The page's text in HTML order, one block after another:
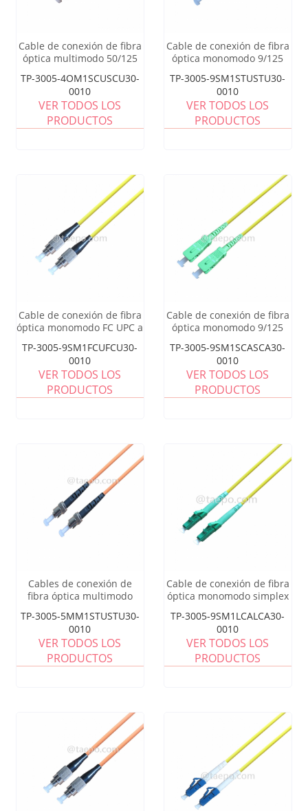
Cable de conexión de fibra
óptica multimodo 50/125
de 3 mm
TP-3005-4OM1SCUSCU30-
0010
VER TODOS LOS
PRODUCTOS
Cable de conexión de fibra
óptica monomodo 9/125
TP-3005-9SM1STUSTU30-
0010
VER TODOS LOS
PRODUCTOS
Cable de conexión de fibra
óptica monomodo FC UPC a
TP-3005-9SM1FCUFCU30-
0010
VER TODOS LOS
PRODUCTOS
Cable de conexión de fibra
óptica monomodo 9/125
3 mm
TP-3005-9SM1SCASCA30-
0010
VER TODOS LOS
PRODUCTOS
Cables de conexión de
fibra óptica multimodo
50/125 um
TP-3005-5MM1STUSTU30-
0010
VER TODOS LOS
PRODUCTOS
Cable de conexión de fibra
óptica monomodo simplex
TP-3005-9SM1LCALCA30-
0010
VER TODOS LOS
PRODUCTOS